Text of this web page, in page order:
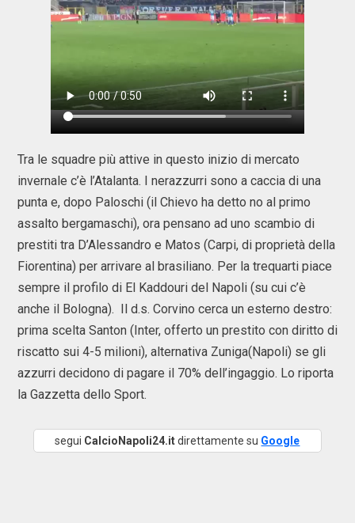
Tra le squadre più attive in questo inizio di mercato
invernale c’è l’Atalanta. I nerazzurri sono a caccia di una
punta e, dopo Paloschi (il Chievo ha detto no al primo
assalto bergamaschi), ora pensano ad uno scambio di
prestiti tra D’Alessandro e Matos (Carpi, di proprietà della
Fiorentina) per arrivare al brasiliano. Per la trequarti piace
sempre il profilo di El Kaddouri del Napoli (su cui c’è
anche il Bologna). Il d.s. Corvino cerca un esterno destro:
prima scelta Santon (Inter, offerto un prestito con diritto di
riscatto sui 4-5 milioni), alternativa Zuniga(Napoli) se gli
azzurri decidono di pagare il 70% dell’ingaggio. Lo riporta
la Gazzetta dello Sport.
segui CalcioNapoli24.itdirettamente su Google